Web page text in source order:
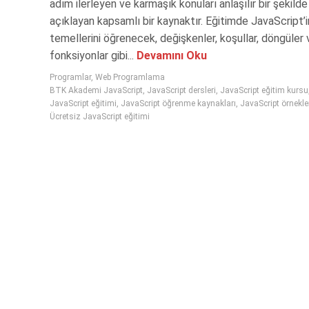
adım ilerleyen ve karmaşık konuları anlaşılır bir şekilde
açıklayan kapsamlı bir kaynaktır. Eğitimde
temellerini öğrenecek, değişkenler, koşullar, döngüler
fonksiyonlar gibi... Devamını Oku
Programlar, Web Programlama
BTK Akademi JavaScript JavaScript dersleri JavaScript eğitim kursu
JavaScript eğitimi JavaScript öğrenme kaynakları JavaScript
Ücretsiz JavaScript eğitimi